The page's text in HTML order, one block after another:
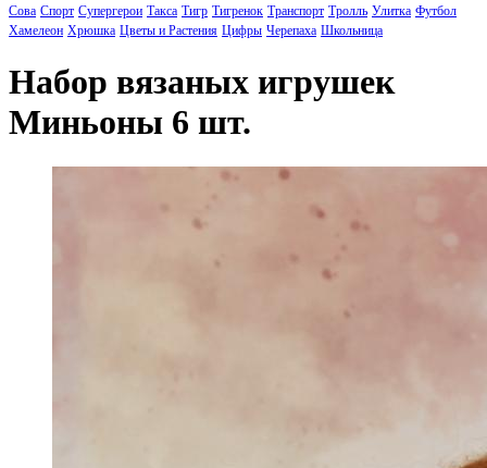
Сова Спорт Супергерои Такса Тигр Тигренок Транспорт Тролль Улитка Футбол
Хамелеон Хрюшка Цветы и Растения Цифры Черепаха Школьница
Набор вязаных игрушек
Миньоны 6 шт.